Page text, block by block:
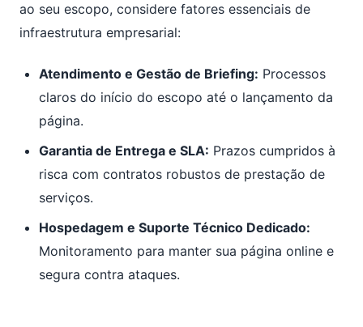
ao seu escopo, considere fatores essenciais de
infraestrutura empresarial:
Atendimento e Gestão de Briefing: Processos
claros do início do escopo até o lançamento da
página.
Garantia de Entrega e SLA: Prazos cumpridos à
risca com contratos robustos de prestação de
serviços.
Hospedagem e Suporte Técnico Dedicado:
Monitoramento para manter sua página online e
segura contra ataques.